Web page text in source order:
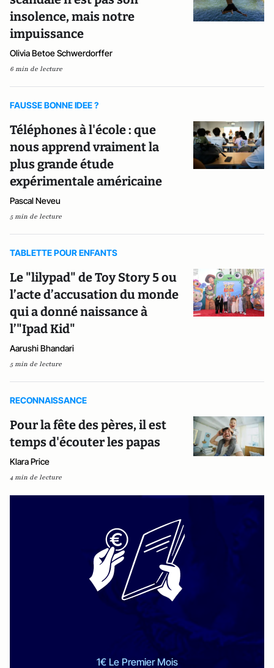
insolence, mais notre
impuissance
Olivia Betoe Schwerdorffer
6 min de lecture
FAUSSE BONNE IDEE ?
Téléphones à l'école : que
nous apprend vraiment la
plus grande étude
expérimentale américaine
Pascal Neveu
5 min de lecture
TABLETTE POUR ENFANTS
Le "lilypad" de Toy Story 5 ou
l’acte d’accusation du monde
qui a donné naissance à
l’"Ipad Kid"
Aarushi Bhandari
5 min de lecture
RECONNAISSANCE
Pour la fête des pères, il est
temps d'écouter les papas
Klara Price
4 min de lecture
1€ Le Premier Mois